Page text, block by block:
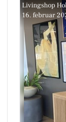
Livingshop
16. februar